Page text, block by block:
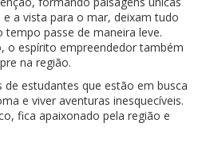
a vista para o mar, deixam tudo
passe de maneira leve.
o espírito empreendedor também
na região.
de estudantes que estão em busca
e viver aventuras inesquecíveis.
fica apaixonado pela região e